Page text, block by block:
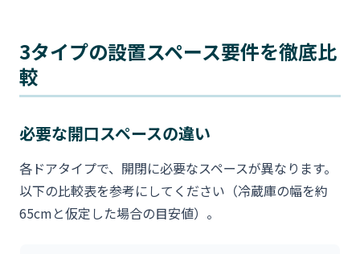
3タイプの設置スペース要件を徹底比
較
必要な開口スペースの違い
各ドアタイプで、開閉に必要なスペースが異なります。
以下の比較表を参考にしてください（冷蔵庫の幅を約
65cmと仮定した場合の目安値）。